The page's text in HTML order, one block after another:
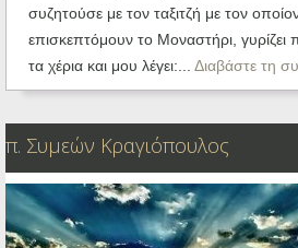
συζητούσε με τον ταξιτζή με τον
επισκεπτόμουν το Μοναστήρι, γυρίζει
τα χέρια και μου λέγει:... Διαβάστε τη
π. Συμεών Κραγιόπουλος